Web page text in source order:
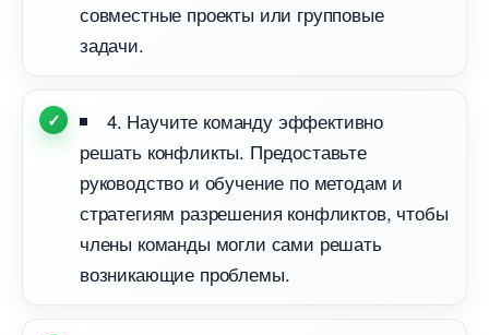
совместные проекты или групповые
задачи.
4. Научите команду эффективно
решать конфликты. Предоставьте
руководство и обучение по методам и
стратегиям разрешения конфликтов, чтобы
члены команды могли сами решать
озникающие проблемы.